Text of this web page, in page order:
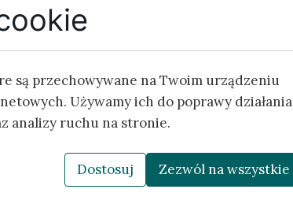
są przechowywane na Twoim urządzeniu
Używamy ich do poprawy działania
analizy ruchu na stronie.
Dostosuj Zezwól na wszystkie